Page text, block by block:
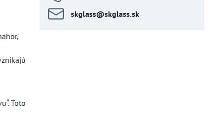
Toto
skglass​@skglass​.sk